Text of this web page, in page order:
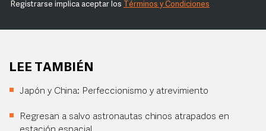
Registrarse implica aceptar los Términos y Condiciones
LEE TAMBIÉN
Japón y China: Perfeccionismo y atrevimiento
Regresan a salvo astronautas chinos atrapados en